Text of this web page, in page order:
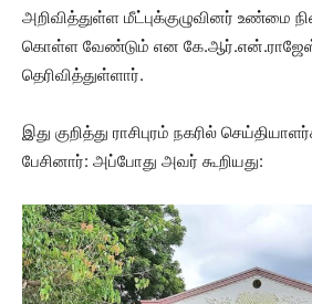
அறிவித்துள்ள மீட்புக்குழுவினர் உண்மை
கொள்ள வேண்டும் என
தெரிவித்துள்ளார்.
இது குறித்து ராசிபுரம் நகரில்
பேசினார்: அப்போது அவர் கூறியது: